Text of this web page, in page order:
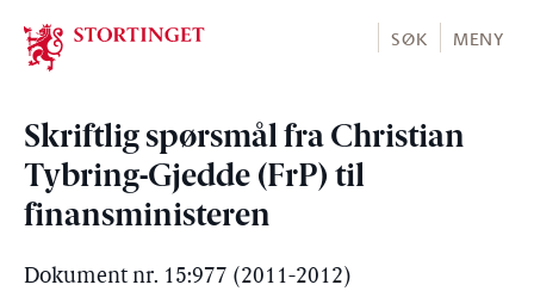
Stortinget.no
SØK MENY
Skriftlig spørsmål fra Christian
Tybring-Gjedde (FrP) til
finansministeren
Dokument nr. 15:977 (2011-2012)